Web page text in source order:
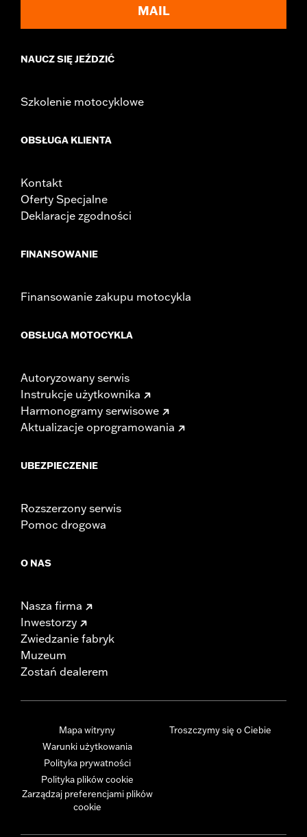
MAIL
NAUCZ SIĘ JEŹDZIĆ
Szkolenie motocyklowe
OBSŁUGA KLIENTA
Kontakt
Oferty Specjalne
Deklaracje zgodności
FINANSOWANIE
Finansowanie zakupu motocykla
OBSŁUGA MOTOCYKLA
Autoryzowany serwis
Instrukcje użytkownika
Harmonogramy serwisowe
Aktualizacje oprogramowania
UBEZPIECZENIE
Rozszerzony serwis
Pomoc drogowa
O NAS
Nasza firma
Inwestorzy
Zwiedzanie fabryk
Muzeum
Zostań dealerem
Mapa witryny
Warunki użytkowania
Polityka prywatności
Polityka plików cookie
Zarządzaj preferencjami plików
cookie
Troszczymy się o Ciebie